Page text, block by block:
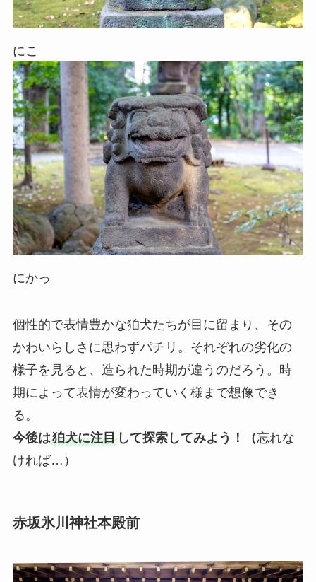
にこ
にかっ
個性的で表情豊かな狛犬たちが目に留まり、その
かわいらしさに思わずパチリ。それぞれの劣化の
様子を見ると、造られた時期が違うのだろう。時
期によって表情が変わっていく様まで想像でき
る。
今後は狛犬に注目して探索してみよう！（忘れな
ければ…）
赤坂氷川神社本殿前